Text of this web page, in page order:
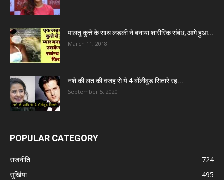
पालतू कुत्ते के साथ लड़की ने बनाया शारीरिक संबंध, आगे हुआ...
March 11, 2018
नशे की लत की वजह से ये 4 बॉलीवुड सितारे रह...
September 5, 2020
POPULAR CATEGORY
राजनीति
724
सुर्खिया
495